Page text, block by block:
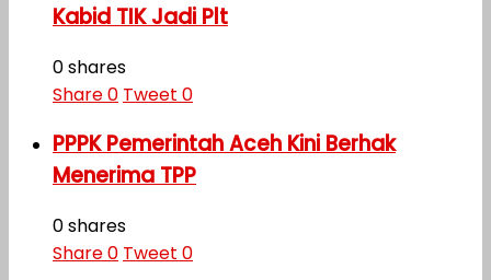
Kabid TIK Jadi Plt
0 shares
Share0 Tweet 0
PPPK Pemerintah Aceh Kini Berhak
Menerima TPP
0 shares
Share0 Tweet 0